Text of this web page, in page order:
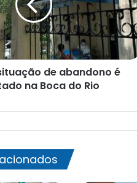
de abandono é
na Boca do Rio